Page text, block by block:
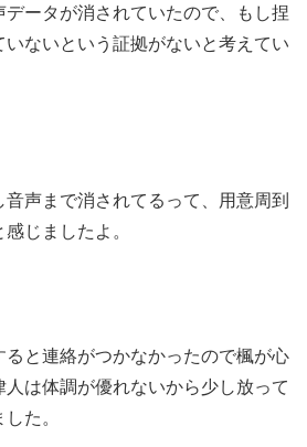
ータが消されていたので、もし捏
ないという証拠がないと考えてい
音声まで消されてるって、用意周到
じましたよ。
ると連絡がつかなかったので楓が心
は体調が優れないから少し放って
た。